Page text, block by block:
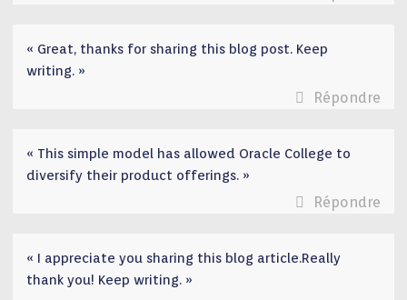
« Great, thanks for sharing this blog post. Keep
writing. »
Répondre
« This simple model has allowed Oracle College to
diversify their product offerings. »
Répondre
« I appreciate you sharing this blog article.Really
thank you! Keep writing. »